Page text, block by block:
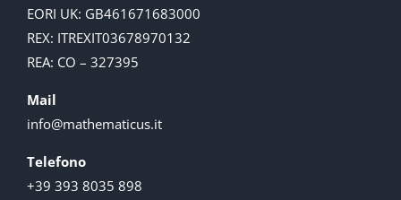
EORI UK: GB461671683000
REX: ITREXIT03678970132
REA: CO – 327395
Mail
info@mathematicus.it
Telefono
+39 393 8035 898